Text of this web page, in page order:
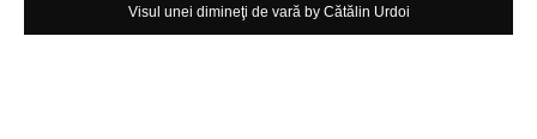
Visul unei dimineţi de vară by Cătălin Urdoi